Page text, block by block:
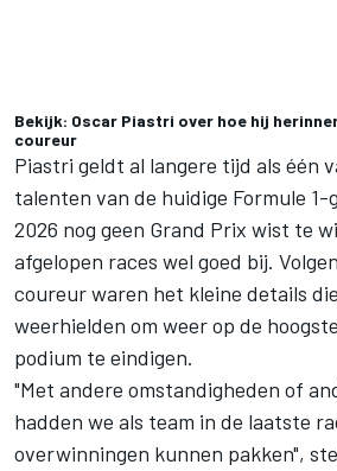
Bekijk: Oscar Piastri over hoe hij
coureur
Piastri geldt al langere tijd als één
talenten van de huidige Formule 1-
2026 nog geen Grand Prix wist te
afgelopen races wel goed bij.
coureur waren het kleine details
weerhielden om weer op de
podium te eindigen.
"Met andere omstandigheden of
hadden we als team in de laatste
overwinningen kunnen pakken",